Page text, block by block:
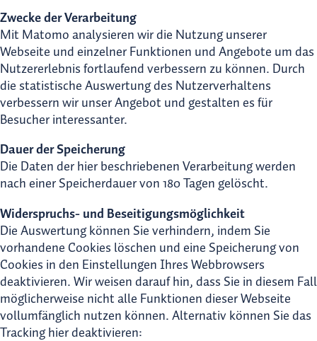
Zwecke der Verarbeitung
Mit Matomo analysieren wir die Nutzung unserer
Webseite und einzelner Funktionen und Angebote um das
Nutzererlebnis fortlaufend verbessern zu können. Durch
die statistische Auswertung des Nutzerverhaltens
verbessern wir unser Angebot und gestalten es für
Besucher interessanter.
Dauer der Speicherung
Die Daten der hier beschriebenen Verarbeitung werden
nach einer Speicherdauer von 180 Tagen gelöscht.
Widerspruchs- und Beseitigungsmöglichkeit
Die Auswertung können Sie verhindern, indem Sie
vorhandene Cookies löschen und eine Speicherung von
Cookies in den Einstellungen Ihres Webbrowsers
deaktivieren. Wir weisen darauf hin, dass Sie in diesem Fall
möglicherweise nicht alle Funktionen dieser Webseite
vollumfänglich nutzen können. Alternativ können Sie das
Tracking hier deaktivieren: